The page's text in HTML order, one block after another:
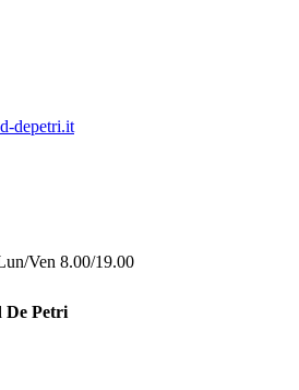
depetri.it
Ven 8.00/19.00
De Petri